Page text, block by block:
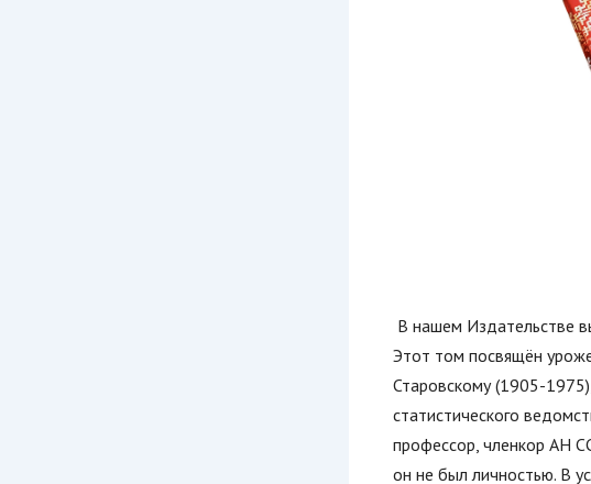
В нашем Издательстве
Этот том посвящён
Старовскому (1905-
статистического
профессор, членкор АН
он не был личностью. В